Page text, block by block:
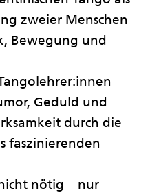
zweier Menschen
Bewegung und
Geduld und
durch die
faszinierenden
nötig – nur